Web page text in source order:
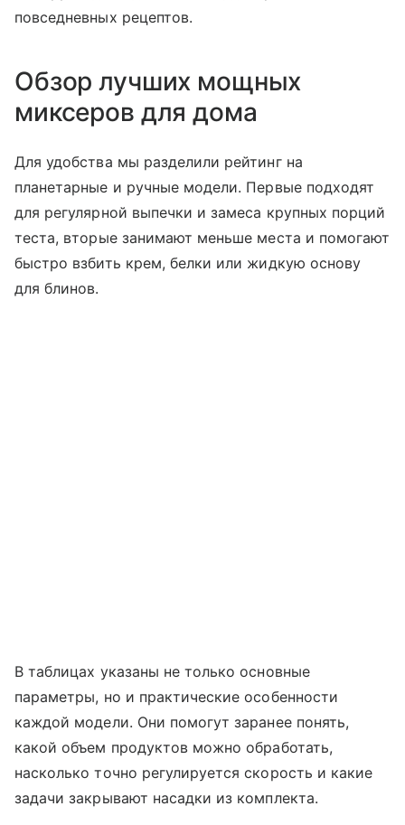
повседневных рецептов.
Обзор лучших мощных
миксеров для дома
Для удобства мы разделили рейтинг на
планетарные и ручные модели. Первые подходят
для регулярной выпечки и замеса крупных порций
теста, вторые занимают меньше места и помогают
быстро взбить крем, белки или жидкую основу
для блинов.
В таблицах указаны не только основные
параметры, но и практические особенности
каждой модели. Они помогут заранее понять,
какой объем продуктов можно обработать,
насколько точно регулируется скорость и какие
задачи закрывают насадки из комплекта.